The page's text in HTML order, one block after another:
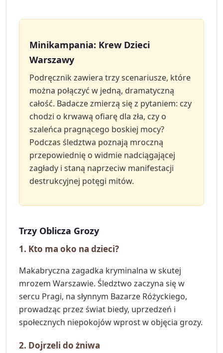
Minikampania: Krew Dzieci
Warszawy
Podręcznik zawiera trzy scenariusze, które
można połączyć w jedną, dramatyczną
całość. Badacze zmierzą się z pytaniem: czy
chodzi o krwawą ofiarę dla zła, czy o
szaleńca pragnącego boskiej mocy?
Podczas śledztwa poznają mroczną
przepowiednię o widmie nadciągającej
zagłady i staną naprzeciw manifestacji
destrukcyjnej potęgi mitów.
Trzy Oblicza Grozy
1. Kto ma oko na dzieci?
Makabryczna zagadka kryminalna w skutej
mrozem Warszawie. Śledztwo zaczyna się w
sercu Pragi, na słynnym Bazarze Różyckiego,
prowadząc przez świat biedy, uprzedzeń i
społecznych niepokojów wprost w objęcia grozy.
2. Dojrzeli do żniwa